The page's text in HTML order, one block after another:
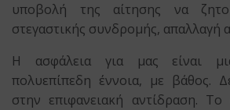
υποβολή της αίτησης να
στεγαστικής συνδρομής, απαλλαγή
Η ασφάλεια για μας είναι
πολυεπίπεδη έννοια, με βάθος.
στην επιφανειακή αντίδραση. Το